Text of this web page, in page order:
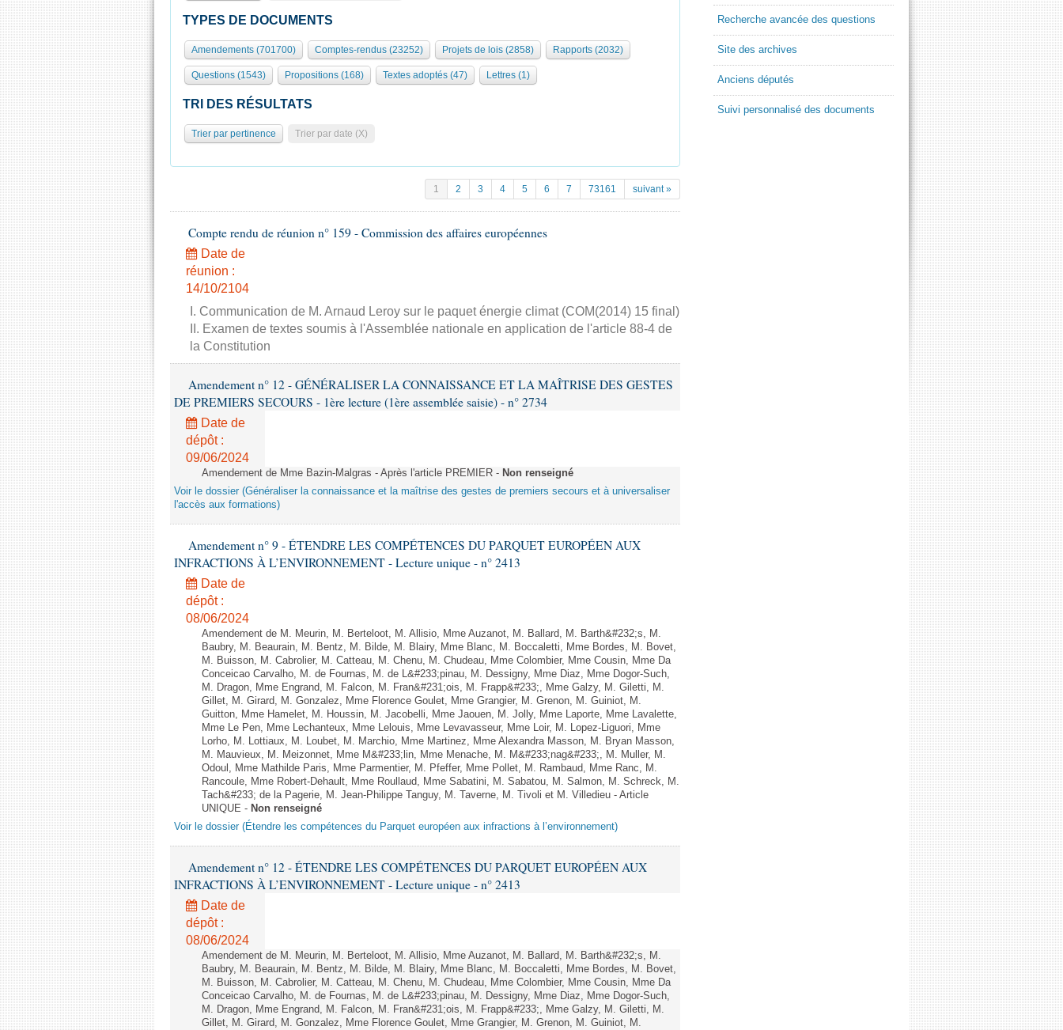
TYPES DE DOCUMENTS
Amendements (701700) Comptes-rendus (23252) Projets de lois (2858) Rapports (2032)
Questions (1543) Propositions (168) Textes adoptés (47) Lettres (1)
TRI DES RÉSULTATS
Trier par pertinence Trier par date (X)
1 2 3 4 5 6 7 73161 suivant »
Compte rendu de réunion n° 159 - Commission des affaires européennes
Date de
réunion :
14/10/2104
I. Communication de M. Arnaud Leroy sur le paquet énergie climat (COM(2014) 15 final)
II. Examen de textes soumis à l'Assemblée nationale en application de l'article 88-4 de
la Constitution
Amendement n° 12 - GÉNÉRALISER LA CONNAISSANCE ET LA MAÎTRISE DES GESTES
DE PREMIERS SECOURS - 1ère lecture (1ère assemblée saisie) - n° 2734
Date de
dépôt :
09/06/2024
Amendement de Mme Bazin-Malgras - Après l'article PREMIER - Non renseigné
Voir le dossier (Généraliser la connaissance et la maîtrise des gestes de premiers secours et à universaliser
l'accès aux formations)
Amendement n° 9 - ÉTENDRE LES COMPÉTENCES DU PARQUET EUROPÉEN AUX
INFRACTIONS À L’ENVIRONNEMENT - Lecture unique - n° 2413
Date de
dépôt :
08/06/2024
Amendement de M. Meurin, M. Berteloot, M. Allisio, Mme Auzanot, M. Ballard, M. Barth&#232;s, M.
Baubry, M. Beaurain, M. Bentz, M. Bilde, M. Blairy, Mme Blanc, M. Boccaletti, Mme Bordes, M. Bovet,
M. Buisson, M. Cabrolier, M. Catteau, M. Chenu, M. Chudeau, Mme Colombier, Mme Cousin, Mme Da
Conceicao Carvalho, M. de Fournas, M. de L&#233;pinau, M. Dessigny, Mme Diaz, Mme Dogor-Such,
M. Dragon, Mme Engrand, M. Falcon, M. Fran&#231;ois, M. Frapp&#233;, Mme Galzy, M. Giletti, M.
Gillet, M. Girard, M. Gonzalez, Mme Florence Goulet, Mme Grangier, M. Grenon, M. Guiniot, M.
Guitton, Mme Hamelet, M. Houssin, M. Jacobelli, Mme Jaouen, M. Jolly, Mme Laporte, Mme Lavalette,
Mme Le Pen, Mme Lechanteux, Mme Lelouis, Mme Levavasseur, Mme Loir, M. Lopez-Liguori, Mme
Lorho, M. Lottiaux, M. Loubet, M. Marchio, Mme Martinez, Mme Alexandra Masson, M. Bryan Masson,
M. Mauvieux, M. Meizonnet, Mme M&#233;lin, Mme Menache, M. M&#233;nag&#233;, M. Muller, M.
Odoul, Mme Mathilde Paris, Mme Parmentier, M. Pfeffer, Mme Pollet, M. Rambaud, Mme Ranc, M.
Rancoule, Mme Robert-Dehault, Mme Roullaud, Mme Sabatini, M. Sabatou, M. Salmon, M. Schreck, M.
Tach&#233; de la Pagerie, M. Jean-Philippe Tanguy, M. Taverne, M. Tivoli et M. Villedieu - Article
UNIQUE - Non renseigné
Voir le dossier (Étendre les compétences du Parquet européen aux infractions à l’environnement)
Amendement n° 12 - ÉTENDRE LES COMPÉTENCES DU PARQUET EUROPÉEN AUX
INFRACTIONS À L’ENVIRONNEMENT - Lecture unique - n° 2413
Date de
dépôt :
08/06/2024
Amendement de M. Meurin, M. Berteloot, M. Allisio, Mme Auzanot, M. Ballard, M. Barth&#232;s, M.
Baubry, M. Beaurain, M. Bentz, M. Bilde, M. Blairy, Mme Blanc, M. Boccaletti, Mme Bordes, M. Bovet,
M. Buisson, M. Cabrolier, M. Catteau, M. Chenu, M. Chudeau, Mme Colombier, Mme Cousin, Mme Da
Conceicao Carvalho, M. de Fournas, M. de L&#233;pinau, M. Dessigny, Mme Diaz, Mme Dogor-Such,
M. Dragon, Mme Engrand, M. Falcon, M. Fran&#231;ois, M. Frapp&#233;, Mme Galzy, M. Giletti, M.
Gillet, M. Girard, M. Gonzalez, Mme Florence Goulet, Mme Grangier, M. Grenon, M. Guiniot, M.
Recherche avancée des questions
Site des archives
Anciens députés
Suivi personnalisé des documents